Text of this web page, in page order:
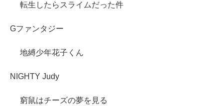
転生したらスライムだった件
Gファンタジー
地縛少年花子くん
NIGHTY Judy
窮鼠はチーズの夢を見る